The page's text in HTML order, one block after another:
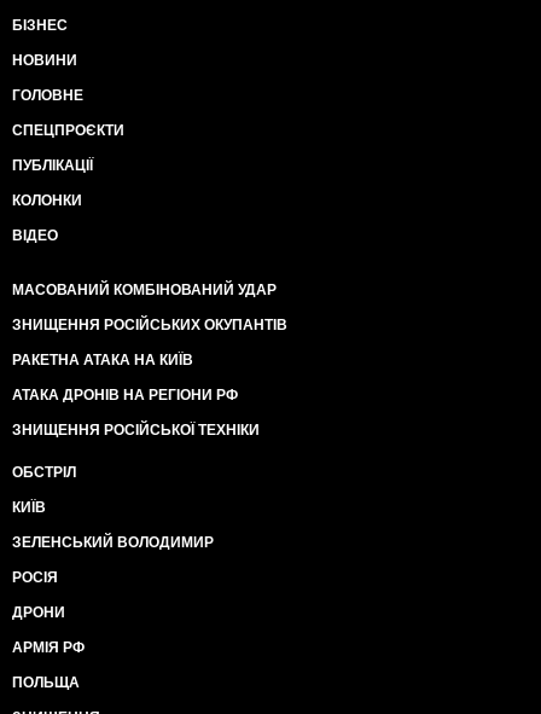
БІЗНЕС
НОВИНИ
ГОЛОВНЕ
СПЕЦПРОЄКТИ
ПУБЛІКАЦІЇ
КОЛОНКИ
ВІДЕО
МАСОВАНИЙ КОМБІНОВАНИЙ УДАР
ЗНИЩЕННЯ РОСІЙСЬКИХ ОКУПАНТІВ
РАКЕТНА АТАКА НА КИЇВ
АТАКА ДРОНІВ НА РЕГІОНИ РФ
ЗНИЩЕННЯ РОСІЙСЬКОЇ ТЕХНІКИ
ОБСТРІЛ
КИЇВ
ЗЕЛЕНСЬКИЙ ВОЛОДИМИР
РОСІЯ
ДРОНИ
АРМІЯ РФ
ПОЛЬЩА